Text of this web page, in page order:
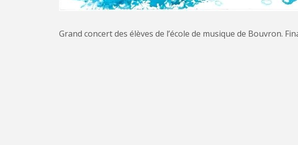
Grand concert des élèves de l’école de musique de Bouvron.